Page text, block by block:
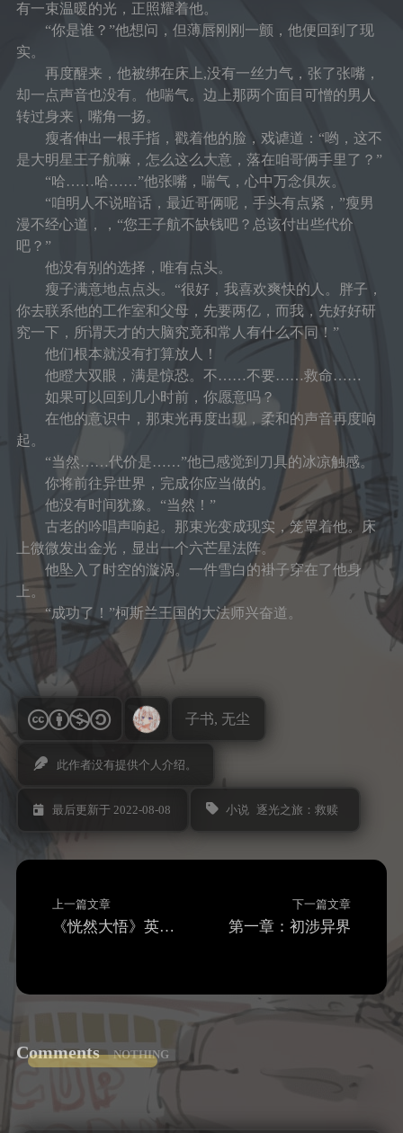
有一束温暖的光，正照耀着他。
“你是谁？”他想问，但薄唇刚刚一颤，他便回到了现
实。
再度醒来，他被绑在床上,没有一丝力气，张了张嘴，
却一点声音也没有。他喘气。边上那两个面目可憎的男人
转过身来，嘴角一扬。
瘦者伸出一根手指，戳着他的脸，戏谑道：“哟，这不
是大明星王子航嘛，怎么这么大意，落在咱哥俩手里了？”
“哈……哈……”他张嘴，喘气，心中万念俱灰。
“咱明人不说暗话，最近哥俩呢，手头有点紧，”瘦男
漫不经心道，，“您王子航不缺钱吧？总该付出些代价
吧？”
他没有别的选择，唯有点头。
瘦子满意地点点头。“很好，我喜欢爽快的人。胖子，
你去联系他的工作室和父母，先要两亿，而我，先好好研
究一下，所谓天才的大脑究竟和常人有什么不同！”
他们根本就没有打算放人！
他瞪大双眼，满是惊恐。不……不要……救命……
如果可以回到几小时前，你愿意吗？
在他的意识中，那束光再度出现，柔和的声音再度响
起。
“当然……代价是……”他已感觉到刀具的冰凉触感。
你将前往异世界，完成你应当做的。
他没有时间犹豫。“当然！”
古老的吟唱声响起。那束光变成现实，笼罩着他。床
上微微发出金光，显出一个六芒星法阵。
他坠入了时空的漩涡。一件雪白的褂子穿在了他身
上。
“成功了！”柯斯兰王国的大法师兴奋道。
子书, 无尘
此作者没有提供个人介绍。
最后更新于 2022-08-08 小说 逐光之旅：救赎
上一篇文章
《恍然大悟》英汉翻译技巧笔记总结
下一篇文章
第一章：初涉异界
Comments NOTHING